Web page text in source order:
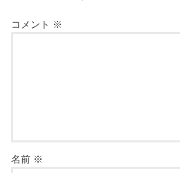
コメント ※
名前 ※